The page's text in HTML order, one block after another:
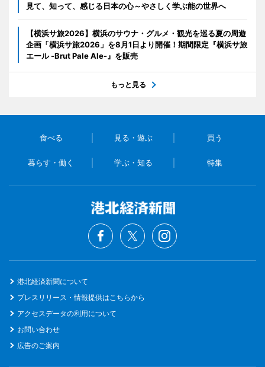
見て、知って、感じる日本の心～やさしく学ぶ能の世界へ
【横浜サ旅2026】横浜のサウナ・グルメ・観光を巡る夏の周遊
企画「横浜サ旅2026」を8月1日より開催！期間限定『横浜サ旅
エール -Brut Pale Ale-』を販売
もっと見る
食べる 見る・遊ぶ 買う
暮らす・働く 学ぶ・知る 特集
港北経済新聞について
プレスリリース・情報提供はこちらから
アクセスデータの利用について
お問い合わせ
広告のご案内